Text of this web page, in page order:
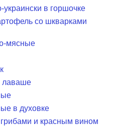
в горшочке
со шкварками
мясные
лаваше
в духовке
и красным вином